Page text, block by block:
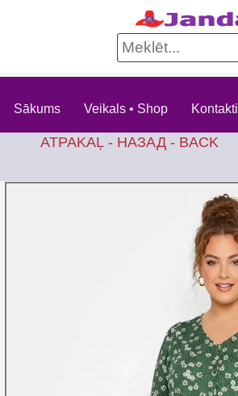
Sākums Veikals • Shop Kontakti
ATPAKAĻ - НАЗАД - BACK